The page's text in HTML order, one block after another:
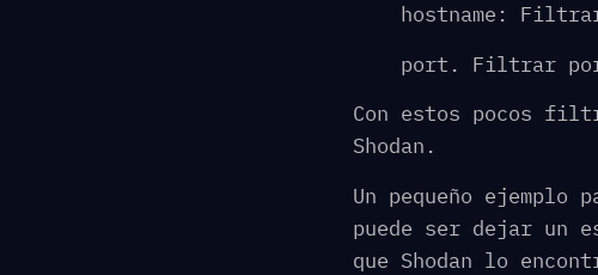
hostname:
port. Filtrar
Con estos pocos
Shodan.
Un pequeño
puede ser dejar un
que Shodan lo